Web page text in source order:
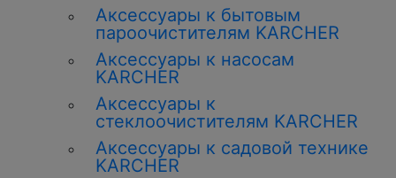
Аксессуары к бытовым
пароочистителям KARCHER
Аксессуары к насосам
KARCHER
Аксессуары к
стеклоочистителям KARCHER
Аксессуары к садовой технике
KARCHER